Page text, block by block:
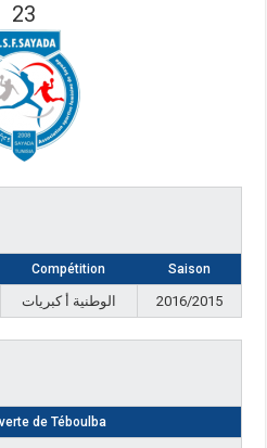
23
Compétition Saison
الوطنية أ كبريات 2016/2015
de Téboulba